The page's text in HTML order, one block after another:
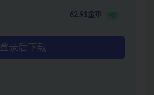
62.91金币 9折
登录后下载